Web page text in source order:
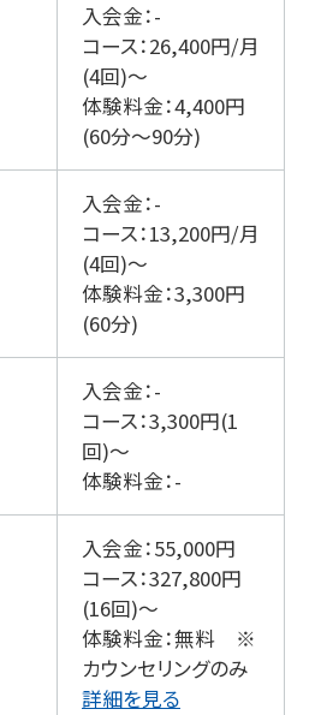
入会金：-
コース：26,400円/月
(4回)～
体験料金：4,400円
(60分～90分)
入会金：-
コース：13,200円/月
(4回)～
体験料金：3,300円
(60分)
入会金：-
コース：3,300円(1
回)～
体験料金：-
入会金：55,000円
コース：327,800円
(16回)～
体験料金：無料 ※
カウンセリングのみ
詳細を見る